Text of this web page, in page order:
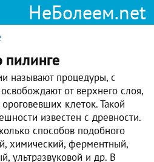
НеБолеем.net
называют процедуры, с
от верхнего слоя,
клеток. Такой
известен с древности.
способов подобного
химический, ферментный,
ультразвуковой и др. В